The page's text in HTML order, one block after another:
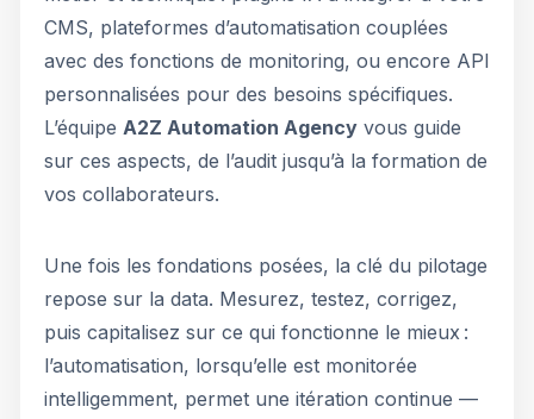
CMS, plateformes d’automatisation couplées
avec des fonctions de monitoring, ou encore API
personnalisées pour des besoins spécifiques.
L’équipe A2Z Automation Agency vous guide
sur ces aspects, de l’audit jusqu’à la formation de
vos collaborateurs.
Une fois les fondations posées, la clé du pilotage
repose sur la data. Mesurez, testez, corrigez,
puis capitalisez sur ce qui fonctionne le mieux :
l’automatisation, lorsqu’elle est monitorée
intelligemment, permet une itération continue —